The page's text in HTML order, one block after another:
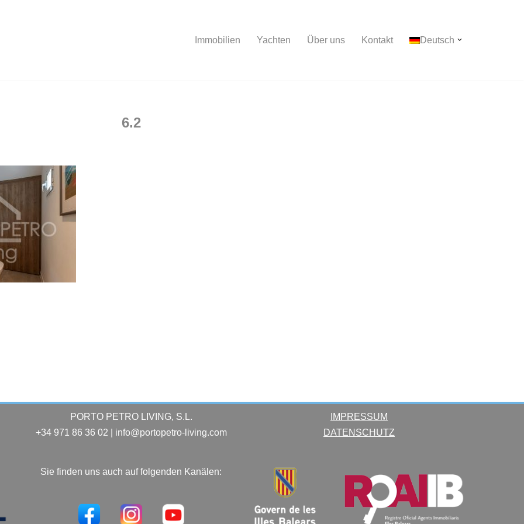
Immobilien Yachten Über uns Kontakt Deutsch
6.2
PORTO PETRO LIVING, S.L.
+34 971 86 36 02 | info@portopetro-living.com
Sie finden uns auch auf folgenden Kanälen:
IMPRESSUM
DATENSCHUTZ